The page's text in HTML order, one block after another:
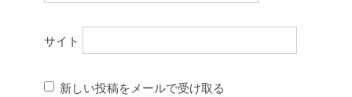
サイト
新しい投稿をメールで受け取る